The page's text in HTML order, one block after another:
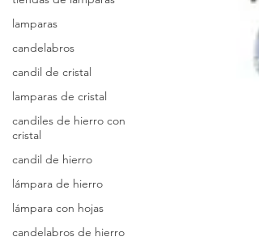
lamparas
candelabros
candil de cristal
lamparas de cristal
candiles de hierro con
cristal
candil de hierro
lámpara de hierro
lámpara con hojas
candelabros de hierro